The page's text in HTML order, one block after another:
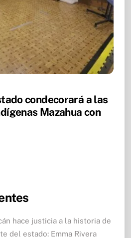
condecorará a las
Mazahua con
hace justicia a la historia de
del estado: Emma Rivera